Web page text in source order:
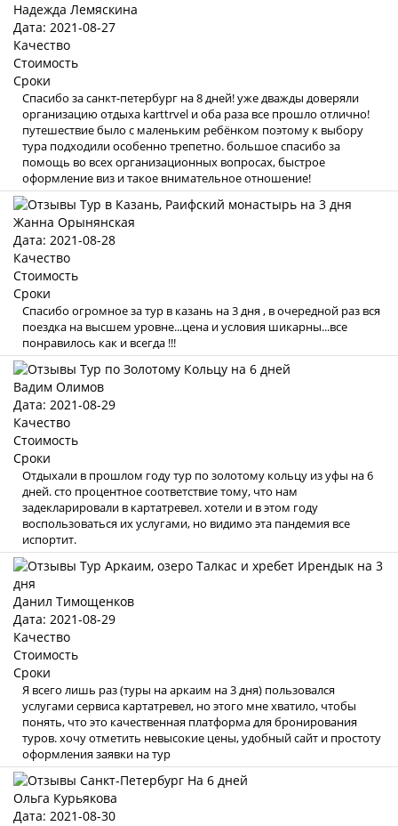
Надежда Лемяскина
Дата: 2021-08-27
Качество
Стоимость
Сроки
Спасибо за санкт-петербург на 8 дней! уже дважды доверяли
организацию отдыха karttrvel и оба раза все прошло отлично!
путешествие было с маленьким ребёнком поэтому к выбору
тура подходили особенно трепетно. большое спасибо за
помощь во всех организационных вопросах, быстрое
оформление виз и такое внимательное отношение!
Жанна Орынянская
Дата: 2021-08-28
Качество
Стоимость
Сроки
Спасибо огромное за тур в казань на 3 дня , в очередной раз вся
поездка на высшем уровне...цена и условия шикарны...все
понравилось как и всегда !!!
Вадим Олимов
Дата: 2021-08-29
Качество
Стоимость
Сроки
Отдыхали в прошлом году тур по золотому кольцу из уфы на 6
дней. сто процентное соответствие тому, что нам
задекларировали в картатревел. хотели и в этом году
воспользоваться их услугами, но видимо эта пандемия все
испортит.
Данил Тимощенков
Дата: 2021-08-29
Качество
Стоимость
Сроки
Я всего лишь раз (туры на аркаим на 3 дня) пользовался
услугами сервиса картатревел, но этого мне хватило, чтобы
понять, что это качественная платформа для бронирования
туров. хочу отметить невысокие цены, удобный сайт и простоту
оформления заявки на тур
Ольга Курьякова
Дата: 2021-08-30